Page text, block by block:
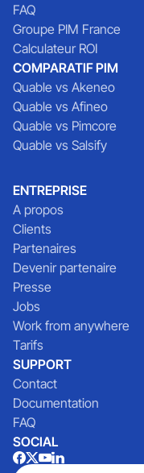
FAQ
Groupe PIM France
Calculateur ROI
COMPARATIF PIM
Quable vs Akeneo
Quable vs Afineo
Quable vs Pimcore
Quable vs Salsify
ENTREPRISE
A propos
Clients
Partenaires
Devenir partenaire
Presse
Jobs
Work from anywhere
Tarifs
SUPPORT
Contact
Documentation
FAQ
SOCIAL